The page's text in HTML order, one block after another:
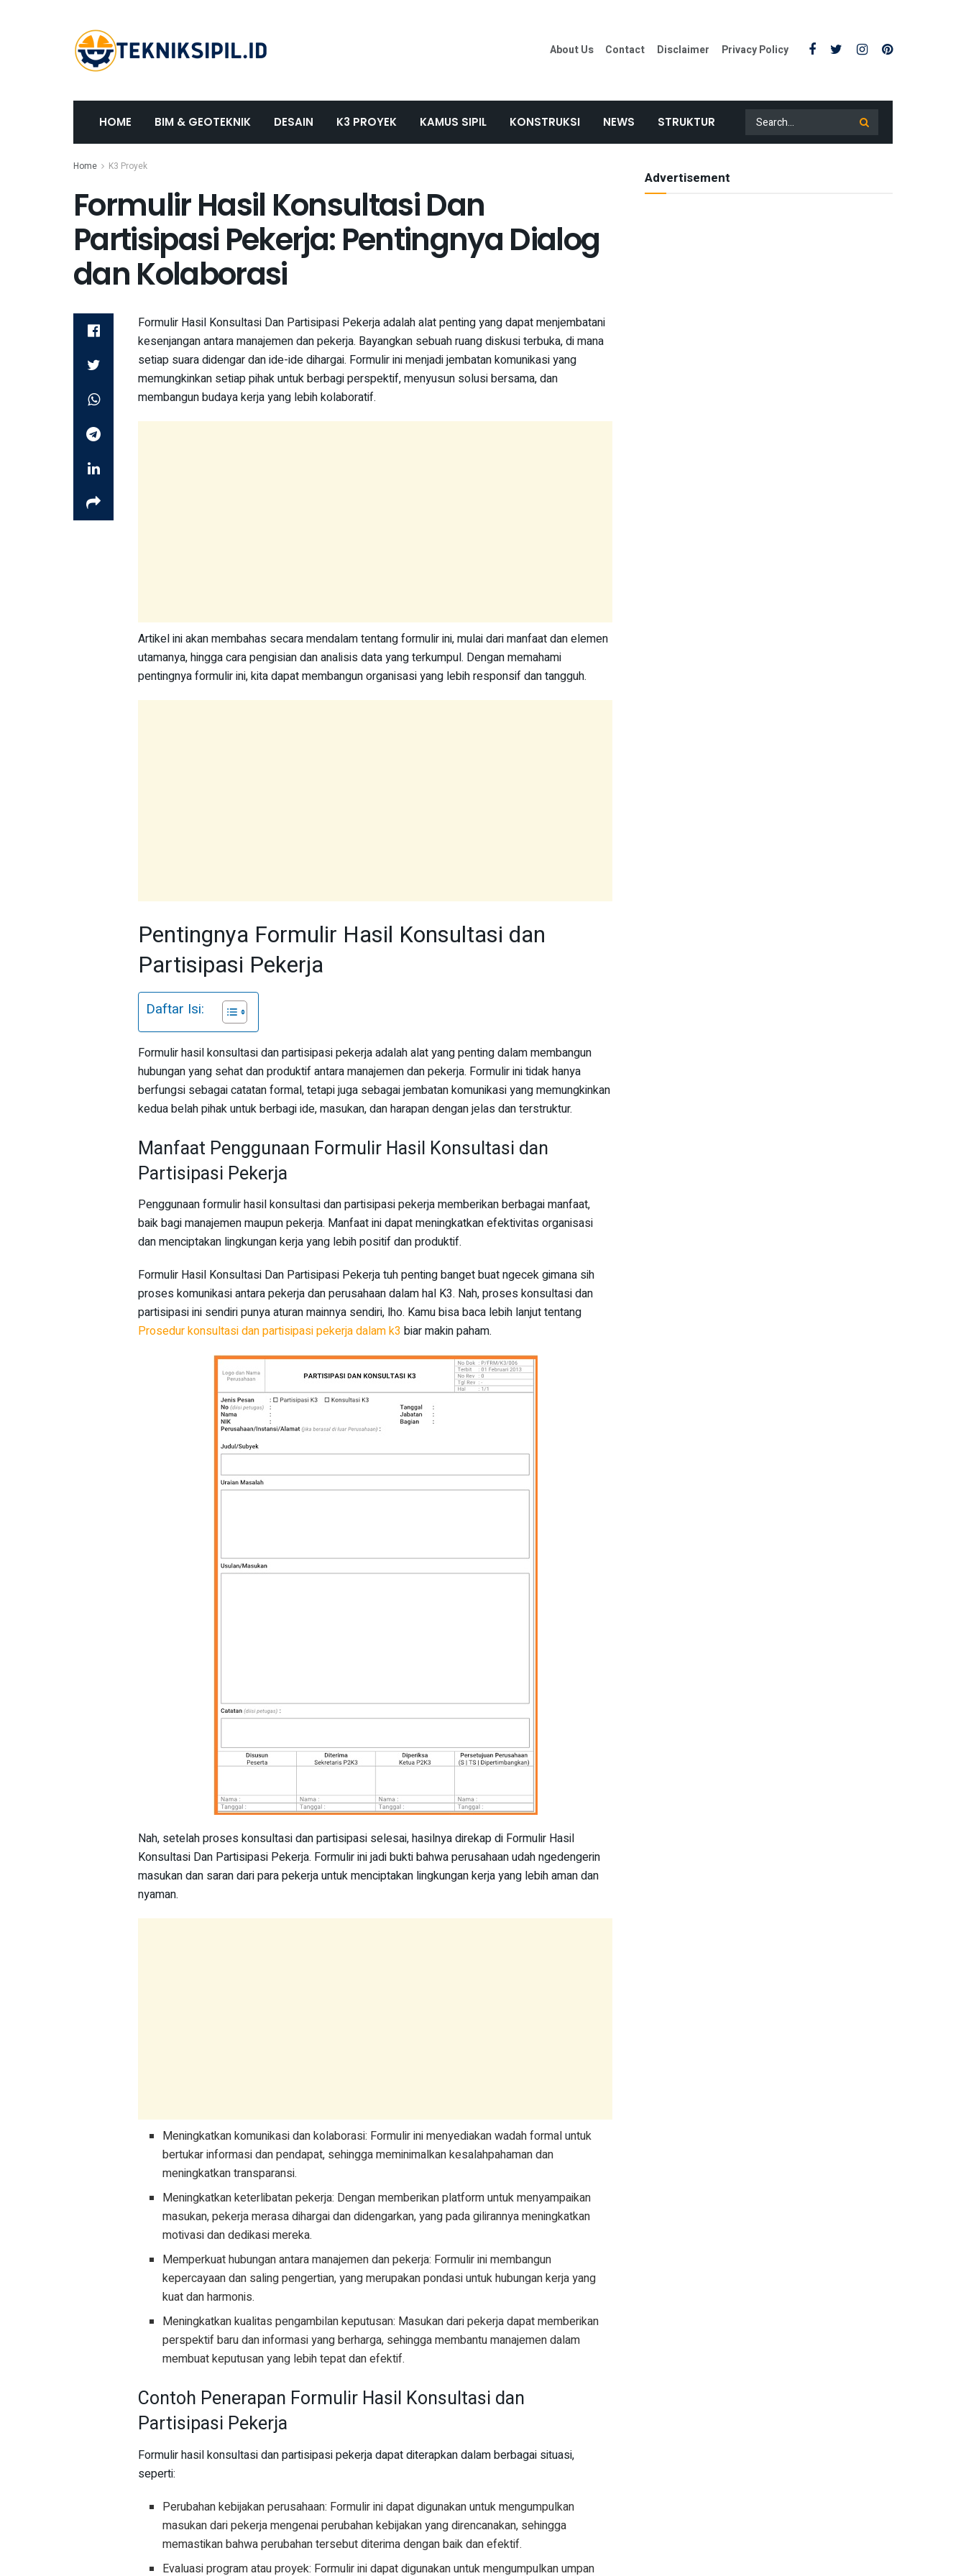
About Us Contact Disclaimer Privacy Policy
HOME BIM & GEOTEKNIK DESAIN K3 PROYEK KAMUS SIPIL KONSTRUKSI NEWS STRUKTUR
Home K3 Proyek
Formulir Hasil Konsultasi Dan
Partisipasi Pekerja: Pentingnya Dialog
dan Kolaborasi
Formulir Hasil Konsultasi Dan Partisipasi Pekerja adalah alat penting yang dapat menjembatani
kesenjangan antara manajemen dan pekerja. Bayangkan sebuah ruang diskusi terbuka, di mana
setiap suara didengar dan ide-ide dihargai. Formulir ini menjadi jembatan komunikasi yang
memungkinkan setiap pihak untuk berbagi perspektif, menyusun solusi bersama, dan
membangun budaya kerja yang lebih kolaboratif.
Artikel ini akan membahas secara mendalam tentang formulir ini, mulai dari manfaat dan elemen
utamanya, hingga cara pengisian dan analisis data yang terkumpul. Dengan memahami
pentingnya formulir ini, kita dapat membangun organisasi yang lebih responsif dan tangguh.
Pentingnya Formulir Hasil Konsultasi dan
Partisipasi Pekerja
Daftar Isi:
Formulir hasil konsultasi dan partisipasi pekerja adalah alat yang penting dalam membangun
hubungan yang sehat dan produktif antara manajemen dan pekerja. Formulir ini tidak hanya
berfungsi sebagai catatan formal, tetapi juga sebagai jembatan komunikasi yang memungkinkan
kedua belah pihak untuk berbagi ide, masukan, dan harapan dengan jelas dan terstruktur.
Manfaat Penggunaan Formulir Hasil Konsultasi dan
Partisipasi Pekerja
Penggunaan formulir hasil konsultasi dan partisipasi pekerja memberikan berbagai manfaat,
baik bagi manajemen maupun pekerja. Manfaat ini dapat meningkatkan efektivitas organisasi
dan menciptakan lingkungan kerja yang lebih positif dan produktif.
Formulir Hasil Konsultasi Dan Partisipasi Pekerja tuh penting banget buat ngecek gimana sih
proses komunikasi antara pekerja dan perusahaan dalam hal K3. Nah, proses konsultasi dan
partisipasi ini sendiri punya aturan mainnya sendiri, lho. Kamu bisa baca lebih lanjut tentang
Prosedur konsultasi dan partisipasi pekerja dalam k3 biar makin paham.
Nah, setelah proses konsultasi dan partisipasi selesai, hasilnya direkap di Formulir Hasil
Konsultasi Dan Partisipasi Pekerja. Formulir ini jadi bukti bahwa perusahaan udah ngedengerin
masukan dan saran dari para pekerja untuk menciptakan lingkungan kerja yang lebih aman dan
nyaman.
Meningkatkan komunikasi dan kolaborasi: Formulir ini menyediakan wadah formal untuk
bertukar informasi dan pendapat, sehingga meminimalkan kesalahpahaman dan
meningkatkan transparansi.
Meningkatkan keterlibatan pekerja: Dengan memberikan platform untuk menyampaikan
masukan, pekerja merasa dihargai dan didengarkan, yang pada gilirannya meningkatkan
motivasi dan dedikasi mereka.
Memperkuat hubungan antara manajemen dan pekerja: Formulir ini membangun
kepercayaan dan saling pengertian, yang merupakan pondasi untuk hubungan kerja yang
kuat dan harmonis.
Meningkatkan kualitas pengambilan keputusan: Masukan dari pekerja dapat memberikan
perspektif baru dan informasi yang berharga, sehingga membantu manajemen dalam
membuat keputusan yang lebih tepat dan efektif.
Contoh Penerapan Formulir Hasil Konsultasi dan
Partisipasi Pekerja
Formulir hasil konsultasi dan partisipasi pekerja dapat diterapkan dalam berbagai situasi,
seperti:
Perubahan kebijakan perusahaan: Formulir ini dapat digunakan untuk mengumpulkan
masukan dari pekerja mengenai perubahan kebijakan yang direncanakan, sehingga
memastikan bahwa perubahan tersebut diterima dengan baik dan efektif.
Evaluasi program atau proyek: Formulir ini dapat digunakan untuk mengumpulkan umpan
Advertisement